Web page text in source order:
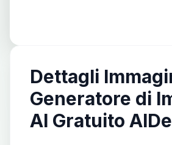
Dettagli
Generatore di
AI Gratuito